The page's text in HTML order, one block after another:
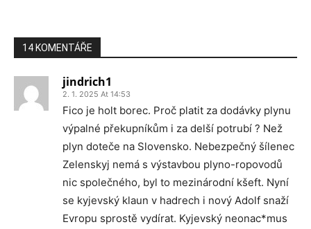
14 KOMENTÁŘE
jindrich1
2. 1. 2025 At 14:53
Fico je holt borec. Proč platit za dodávky plynu
výpalné překupníkům i za delší potrubí ? Než
plyn doteče na Slovensko. Nebezpečný šílenec
Zelenskyj nemá s výstavbou plyno-ropovodů
nic společného, byl to mezinárodní kšeft. Nyní
se kyjevský klaun v hadrech i nový Adolf snaží
Evropu sprostě vydírat. Kyjevský neonac*mus